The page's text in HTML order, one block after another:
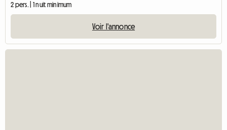
2 pers. | 1 nuit minimum
Voir l'annonce